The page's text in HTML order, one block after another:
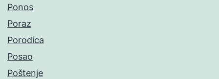
Ponos
Poraz
Porodica
Posao
Poštenje